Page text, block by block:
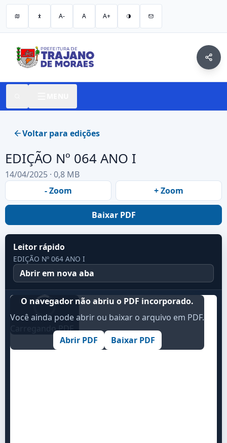
A- A A+
Voltar para edições
EDIÇÃO Nº 064 ANO I
14/04/2025 · 0,8 MB
- Zoom
+ Zoom
Baixar PDF
Leitor rápido
EDIÇÃO Nº 064 ANO I
Abrir em nova aba
Carregando PDF...
O navegador não abriu o PDF incorporado.
Você ainda pode abrir ou baixar o arquivo em PDF.
Abrir PDF Baixar PDF